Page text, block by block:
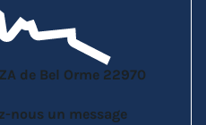
de Bel Orme 22970
nous un message